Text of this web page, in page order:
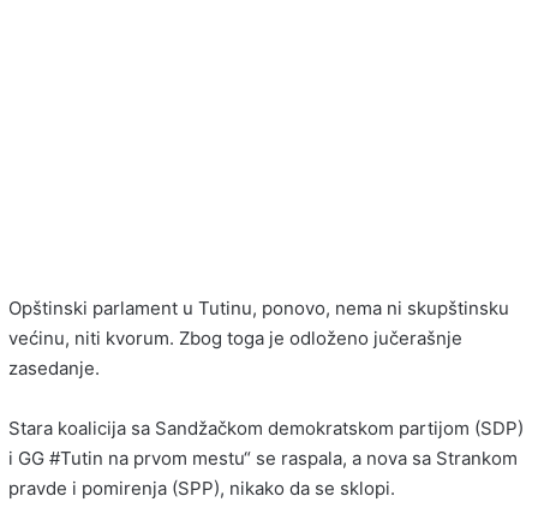
Opštinski parlament u Tutinu, ponovo, nema ni skupštinsku
većinu, niti kvorum. Zbog toga je odloženo jučerašnje
zasedanje.
Stara koalicija sa Sandžačkom demokratskom partijom (SDP)
i GG #Tutin na prvom mestu“ se raspala, a nova sa Strankom
pravde i pomirenja (SPP), nikako da se sklopi.